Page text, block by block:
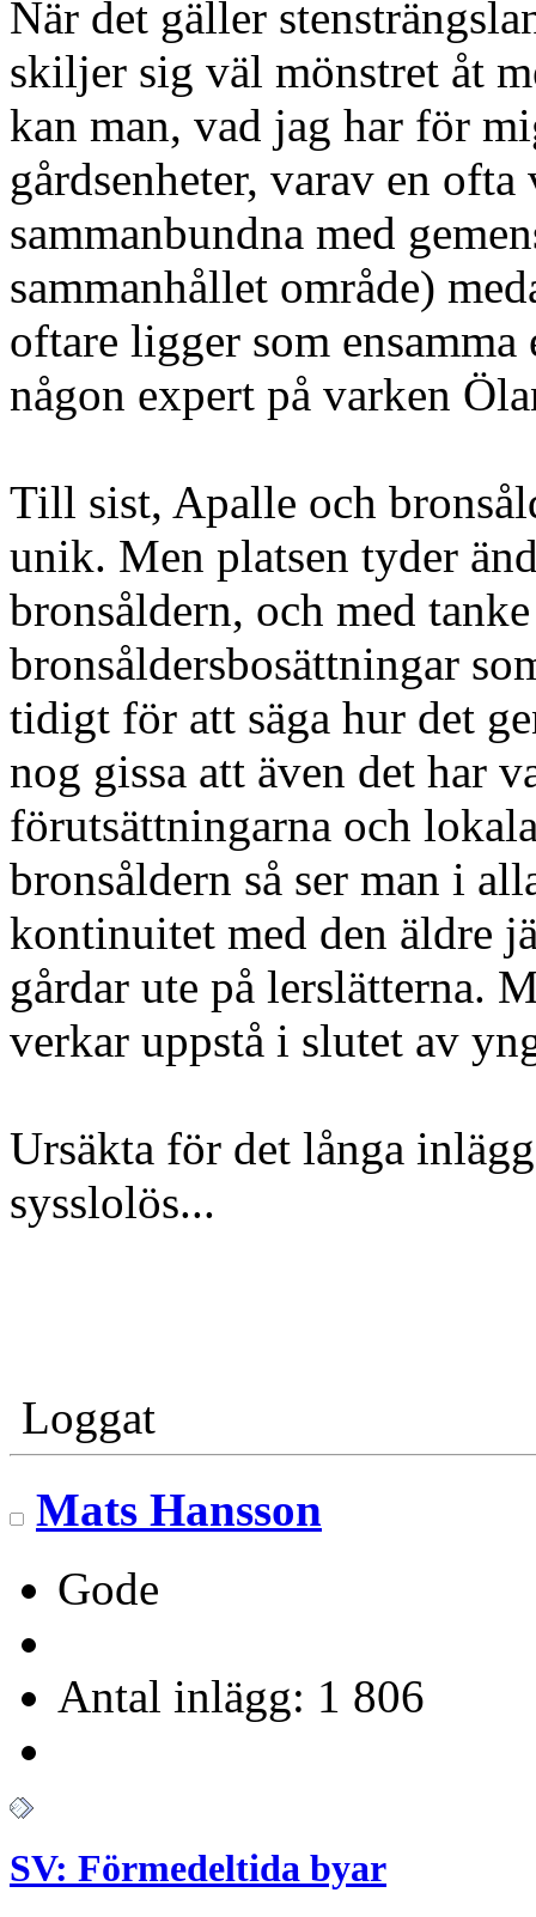
När det gäller
skiljer sig väl mönstret åt
kan man, vad jag har för
gårdsenheter, varav en
sammanbundna med
sammanhållet område)
oftare ligger som ensamma
någon expert på varken
Till sist, Apalle och
unik. Men platsen tyder
bronsåldern, och med
bronsåldersbosättningar
tidigt för att säga hur det
nog gissa att även det har
förutsättningarna och
bronsåldern så ser man i
kontinuitet med den äldre
gårdar ute på lerslätterna.
verkar uppstå i slutet av
Ursäkta för det långa
sysslolös...
Loggat
Mats Hansson
Gode
Antal inlägg: 1 806
SV: Förmedeltida byar